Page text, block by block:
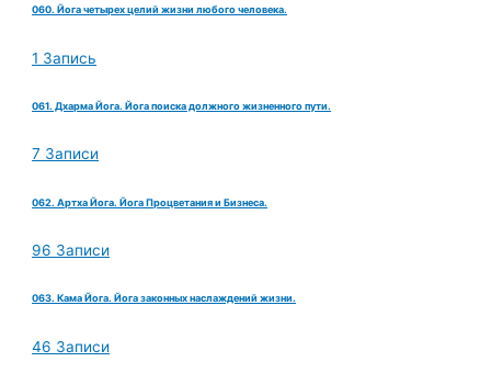
060. Йога четырех целий жизни любого человека.
1 Запись
061. Дхарма Йога. Йога поиска должного жизненного пути.
7 Записи
062. Артха Йога. Йога Процветания и Бизнеса.
96 Записи
063. Кама Йога. Йога законных наслаждений жизни.
46 Записи